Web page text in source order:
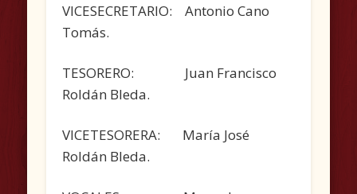
VICESECRETARIO: Antonio Cano
Tomás.
TESORERO: Juan Francisco
Roldán Bleda.
VICETESORERA: María José
Roldán Bleda.